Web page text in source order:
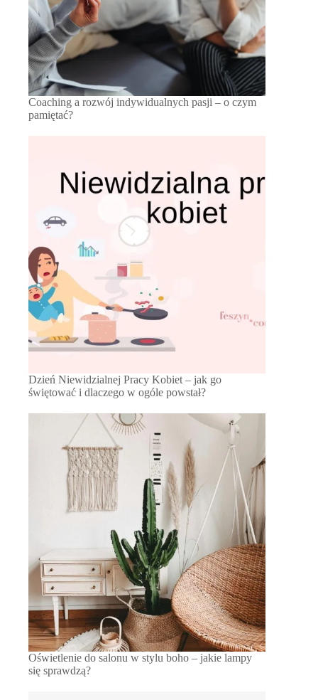
Coaching a rozwój indywidualnych pasji – o czym
pamiętać?
Dzień Niewidzialnej Pracy Kobiet – jak go
świętować i dlaczego w ogóle powstał?
Oświetlenie do salonu w stylu boho – jakie lampy
się sprawdzą?